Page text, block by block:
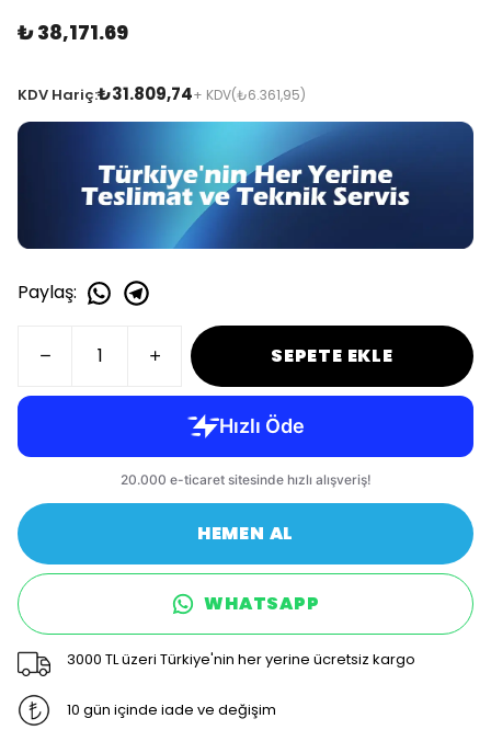
₺ 38,171.69
KDV Hariç:₺31.809,74+ KDV(₺6.361,95)
Paylaş:
SEPETE EKLE
HEMEN AL
WHATSAPP
3000 TL üzeri Türkiye'nin her yerine ücretsiz kargo
10 gün içinde iade ve değişim